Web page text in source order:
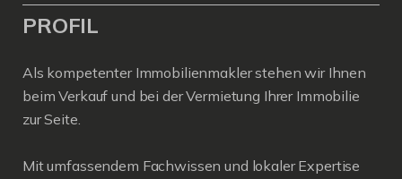
PROFIL
Als kompetenter Immobilienmakler stehen wir Ihnen
beim Verkauf und bei der Vermietung Ihrer Immobilie
zur Seite.
Mit umfassendem Fachwissen und lokaler Expertise